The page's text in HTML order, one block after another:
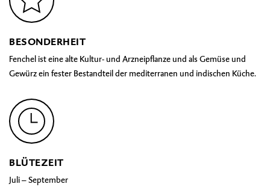
BESONDERHEIT
Fenchel ist eine alte Kultur- und Arzneipflanze und als Gemüse und
Gewürz ein fester Bestandteil der mediterranen und indischen Küche.
BLÜTEZEIT
Juli – September